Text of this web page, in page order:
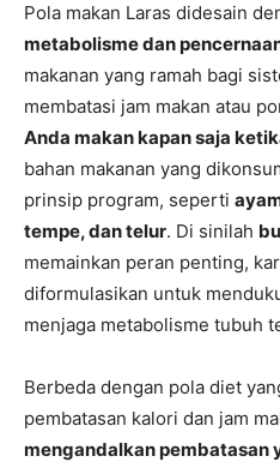
Pola makan Laras didesain
metabolisme dan
makanan yang ramah bagi
membatasi jam makan atau
Anda makan kapan saja
bahan makanan yang
prinsip program, seperti
tempe, dan telur. Di sinilah
memainkan peran penting,
diformulasikan untuk
menjaga metabolisme tubuh
Berbeda dengan pola diet
pembatasan kalori dan jam
mengandalkan pembatasan